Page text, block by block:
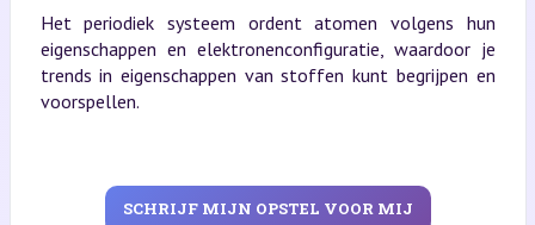
Het periodiek systeem ordent atomen volgens hun
eigenschappen en elektronenconfiguratie, waardoor je
trends in eigenschappen van stoffen kunt begrijpen en
voorspellen.
SCHRIJF MIJN OPSTEL VOOR MIJ